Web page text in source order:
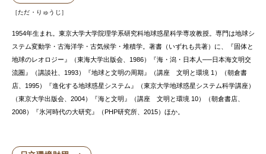
ただ・りゅうじ
1954年生まれ。東京大学大学院理学系研究科地球惑星科学専攻教授。専門は地球シ
ステム変動学・古海洋学・古気候学・堆積学。著書（いずれも共著）に、『固体と
地球のレオロジー』（東海大学出版会、1986）『海・潟・日本人──日本海文明交
流圏』（講談社、1993）『地球と文明の周期』（講座 文明と環境 1）（朝倉書
店、1995）『進化する地球惑星システム』（東京大学地球惑星システム科学講座）
（東京大学出版会、2004）『海と文明』（講座 文明と環境 10）（朝倉書店、
2008）『氷河時代の大研究』（PHP研究所、2015）ほか。